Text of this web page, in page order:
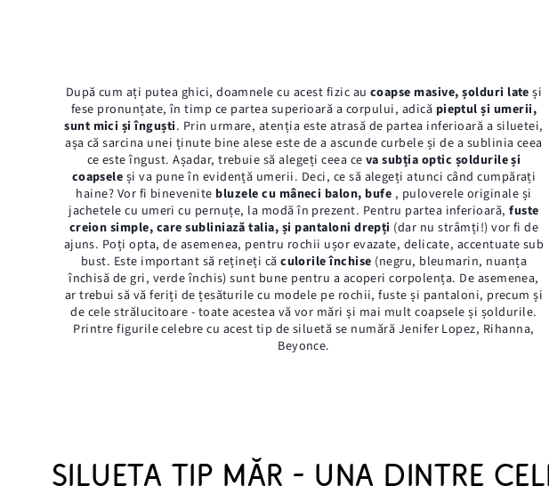
După cum ați putea ghici, doamnele cu acest fizic aucoapse masive, șolduri late și
fese pronunțate, în timp ce partea superioară a corpului, adică pieptul și umerii,
sunt mici și înguști. Prin urmare, atenția este atrasă de partea inferioară a siluetei,
așa că sarcina unei ținute bine alese este de a ascunde curbele și de a sublinia ceea
ce este îngust. Așadar, trebuie să alegeți ceea ceva subția optic șoldurile și
coapsele și va pune în evidență umerii. Deci, ce să alegeți atunci când cumpărați
haine? Vor fi binevenite bluzele cu mâneci balon, bufe , puloverele originale și
jachetele cu umeri cu pernuțe, la modă în prezent. Pentru partea inferioară,fuste
creion simple, care subliniază talia, și pantaloni drepți (dar nu strâmți!) vor fi de
ajuns. Poți opta, de asemenea, pentru rochii ușor evazate, delicate, accentuate sub
bust. Este important să rețineți căculorile închise (negru, bleumarin, nuanța
închisă de gri, verde închis) sunt bune pentru a acoperi corpolența. De asemenea,
ar trebui să vă feriți de țesăturile cu modele pe rochii, fuste și pantaloni, precum și
de cele strălucitoare - toate acestea vă vor mări și mai mult coapsele și șoldurile.
Printre figurile celebre cu acest tip de siluetă se numără Jenifer Lopez, Rihanna,
Beyonce.
SILUETA TIP MĂR - UNA DINTRE